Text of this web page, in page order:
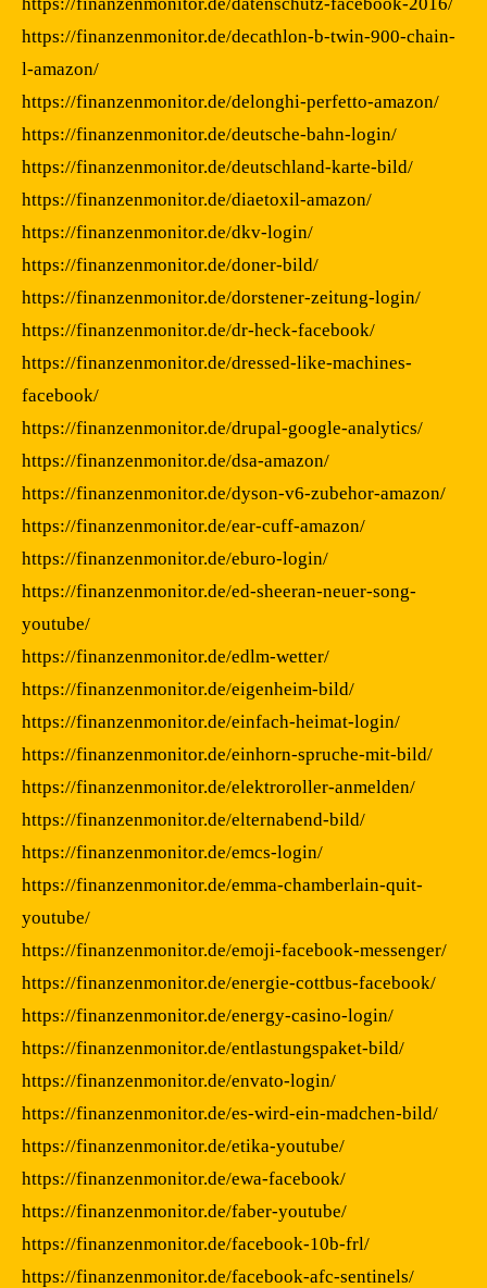
https://finanzenmonitor.de/decathlon-b-twin-900-chain-
l-amazon/
https://finanzenmonitor.de/delonghi-perfetto-amazon/
https://finanzenmonitor.de/deutsche-bahn-login/
https://finanzenmonitor.de/deutschland-karte-bild/
https://finanzenmonitor.de/diaetoxil-amazon/
https://finanzenmonitor.de/dkv-login/
https://finanzenmonitor.de/doner-bild/
https://finanzenmonitor.de/dorstener-zeitung-login/
https://finanzenmonitor.de/dr-heck-facebook/
https://finanzenmonitor.de/dressed-like-machines-
facebook/
https://finanzenmonitor.de/drupal-google-analytics/
https://finanzenmonitor.de/dsa-amazon/
https://finanzenmonitor.de/dyson-v6-zubehor-amazon/
https://finanzenmonitor.de/ear-cuff-amazon/
https://finanzenmonitor.de/eburo-login/
https://finanzenmonitor.de/ed-sheeran-neuer-song-
youtube/
https://finanzenmonitor.de/edlm-wetter/
https://finanzenmonitor.de/eigenheim-bild/
https://finanzenmonitor.de/einfach-heimat-login/
https://finanzenmonitor.de/einhorn-spruche-mit-bild/
https://finanzenmonitor.de/elektroroller-anmelden/
https://finanzenmonitor.de/elternabend-bild/
https://finanzenmonitor.de/emcs-login/
https://finanzenmonitor.de/emma-chamberlain-quit-
youtube/
https://finanzenmonitor.de/emoji-facebook-messenger/
https://finanzenmonitor.de/energie-cottbus-facebook/
https://finanzenmonitor.de/energy-casino-login/
https://finanzenmonitor.de/entlastungspaket-bild/
https://finanzenmonitor.de/envato-login/
https://finanzenmonitor.de/es-wird-ein-madchen-bild/
https://finanzenmonitor.de/etika-youtube/
https://finanzenmonitor.de/ewa-facebook/
https://finanzenmonitor.de/faber-youtube/
https://finanzenmonitor.de/facebook-10b-frl/
https://finanzenmonitor.de/facebook-afc-sentinels/